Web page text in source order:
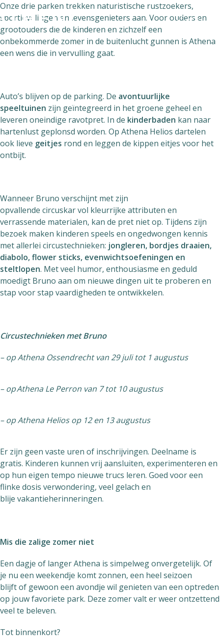
Kalender
Ossendrecht
Le Perron
Helios
NL FR EN
Apple App Store
Android Play Store
Onze drie parken trekken naturistische rustzoekers,
sportievelingen en levensgenieters aan. Voor ouders en
grootouders die de kinderen en zichzelf een
onbekommerde zomer in de buitenlucht gunnen is Athena
een wens die in vervulling gaat.
Auto’s blijven op de parking. De avontuurlijke
speeltuinen zijn geïntegreerd in het groene geheel en
leveren oneindige ravotpret. In de kinderbaden kan naar
hartenlust geplonsd worden. Op Athena Helios dartelen
ook lieve geitjes rond en leggen de kippen eitjes voor het
ontbijt.
Wanneer Bruno verschijnt met zijn
opvallende circuskar vol kleurrijke attributen en
verrassende materialen, kan de pret niet op. Tijdens zijn
bezoek maken kinderen speels en ongedwongen kennis
met allerlei circustechnieken: jongleren, bordjes draaien,
diabolo, flower sticks, evenwichtsoefeningen en
steltlopen. Met veel humor, enthousiasme en geduld
moedigt Bruno aan om nieuwe dingen uit te proberen en
stap voor stap vaardigheden te ontwikkelen.
Circustechnieken met Bruno
– op Athena Ossendrecht van 29 juli tot 1 augustus
– opAthena Le Perron van 7 tot 10 augustus
– op Athena Helios op 12 en 13 augustus
Er zijn geen vaste uren of inschrijvingen. Deelname is
gratis. Kinderen kunnen vrij aansluiten, experimenteren en
op hun eigen tempo nieuwe trucs leren. Goed voor een
flinke dosis verwondering, veel gelach en
blije vakantieherinneringen.
Mis die zalige zomer niet
Een dagje of langer Athena is simpelweg onvergetelijk. Of
je nu een weekendje komt zonnen, een heel seizoen
blijft of gewoon een avondje wil genieten van een optreden
op jouw favoriete park. Deze zomer valt er weer ontzettend
veel te beleven.
Tot binnenkort?